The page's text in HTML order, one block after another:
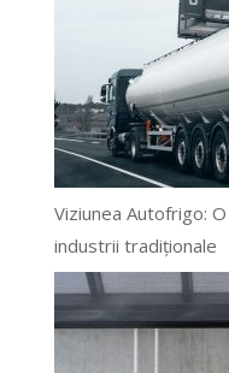
Viziunea Autofrigo:
industrii tradiționale